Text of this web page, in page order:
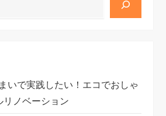
いで実践したい！エコでおしゃ
リノベーション